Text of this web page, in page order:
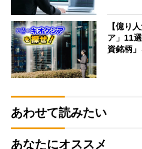
【億り
ア」11
資銘柄
あわせて読みたい
あなたにオススメ